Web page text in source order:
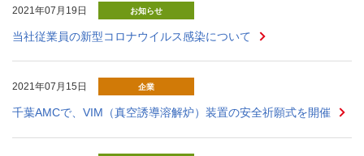
2021年07月19日 お知らせ
当社従業員の新型コロナウイルス感染について
2021年07月15日 企業
千葉AMCで、VIM（真空誘導溶解炉）装置の安全祈願式を開催